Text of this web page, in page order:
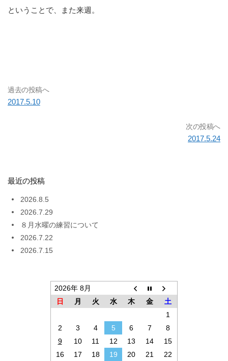
ということで、また来週。
過去の投稿へ
2017.5.10
次の投稿へ
2017.5.24
最近の投稿
2026.8.5
2026.7.29
８月水曜の練習について
2026.7.22
2026.7.15
2026年 8月
日
月 火 水 木 金
土
1
2
3 4 5 6 7
8
9
10 11 12 13 14
15
16
17 18 19 20 21 22